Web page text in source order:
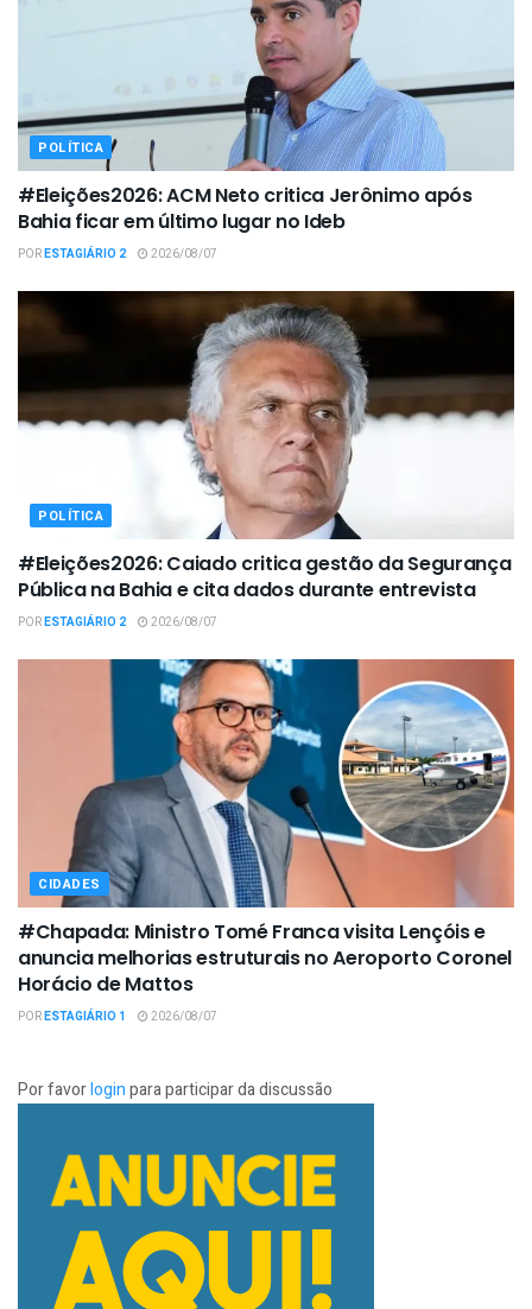
POLÍTICA
#Eleições2026: ACM Neto critica Jerônimo após
Bahia ficar em último lugar no Ideb
PORESTAGIÁRIO 2 2026/08/07
POLÍTICA
#Eleições2026: Caiado critica gestão da Segurança
Pública na Bahia e cita dados durante entrevista
PORESTAGIÁRIO 2 2026/08/07
CIDADES
#Chapada: Ministro Tomé Franca visita Lençóis e
anuncia melhorias estruturais no Aeroporto Coronel
Horácio de Mattos
PORESTAGIÁRIO 1 2026/08/07
Por favorloginpara participar da discussão